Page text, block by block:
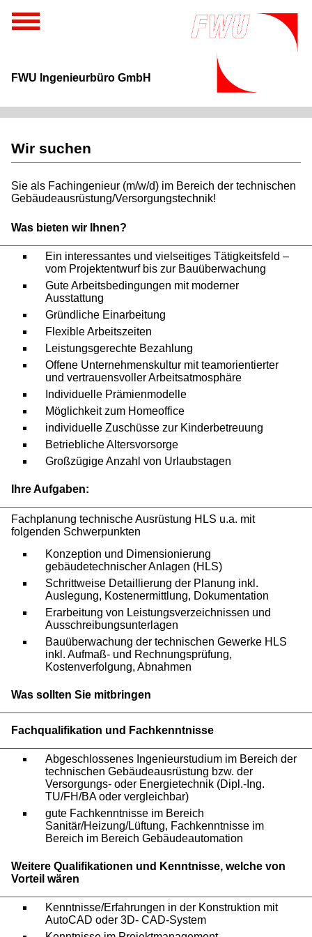
FWU Ingenieurbüro GmbH
Wir suchen
Sie als Fachingenieur (m/w/d) im Bereich der technischen
Gebäudeausrüstung/Versorgungstechnik!
Was bieten wir Ihnen?
Ein interessantes und vielseitiges Tätigkeitsfeld –
vom Projektentwurf bis zur Bauüberwachung
Gute Arbeitsbedingungen mit moderner
Ausstattung
Gründliche Einarbeitung
Flexible Arbeitszeiten
Leistungsgerechte Bezahlung
Offene Unternehmenskultur mit teamorientierter
und vertrauensvoller Arbeitsatmosphäre
Individuelle Prämienmodelle
Möglichkeit zum Homeoffice
individuelle Zuschüsse zur Kinderbetreuung
Betriebliche Altersvorsorge
Großzügige Anzahl von Urlaubstagen
Ihre Aufgaben:
Fachplanung technische Ausrüstung HLS u.a. mit
folgenden Schwerpunkten
Konzeption und Dimensionierung
gebäudetechnischer Anlagen (HLS)
Schrittweise Detaillierung der Planung inkl.
Auslegung, Kostenermittlung, Dokumentation
Erarbeitung von Leistungsverzeichnissen und
Ausschreibungsunterlagen
Bauüberwachung der technischen Gewerke HLS
inkl. Aufmaß- und Rechnungsprüfung,
Kostenverfolgung, Abnahmen
Was sollten Sie mitbringen
Fachqualifikation und Fachkenntnisse
Abgeschlossenes Ingenieurstudium im Bereich der
technischen Gebäudeausrüstung bzw. der
Versorgungs- oder Energietechnik (Dipl.-Ing.
TU/FH/BA oder vergleichbar)
gute Fachkenntnisse im Bereich
Sanitär/Heizung/Lüftung, Fachkenntnisse im
Bereich im Bereich Gebäudeautomation
Weitere Qualifikationen und Kenntnisse, welche von
Vorteil wären
Kenntnisse/Erfahrungen in der Konstruktion mit
AutoCAD oder 3D- CAD-System